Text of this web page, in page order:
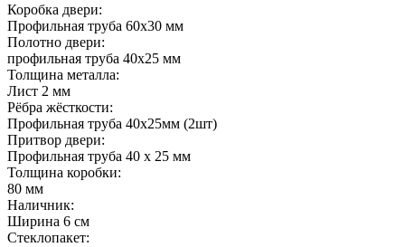
Коробка двери:
Профильная труба 60x30 мм
Полотно двери:
профильная труба 40x25 мм
Толщина металла:
Лист 2 мм
Рёбра жёсткости:
Профильная труба 40x25мм (2шт)
Притвор двери:
Профильная труба 40 х 25 мм
Толщина коробки:
80 мм
Наличник:
Ширина 6 см
Стеклопакет: